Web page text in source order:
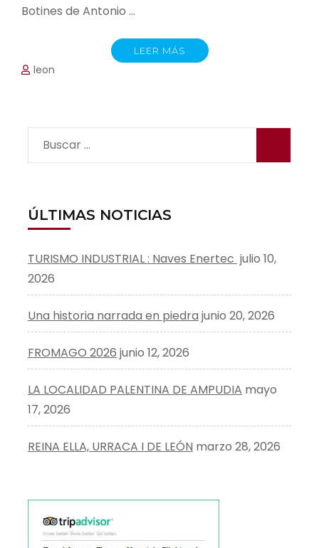
Botines de Antonio …
LEER MÁS
leon
Buscar:
ÚLTIMAS NOTICIAS
TURISMO INDUSTRIAL : Naves Enertec julio 10,
2026
Una historia narrada en piedra junio 20, 2026
FROMAGO 2026 junio 12, 2026
LA LOCALIDAD PALENTINA DE AMPUDIA mayo
17, 2026
REINA ELLA, URRACA I DE LEÓN marzo 28, 2026